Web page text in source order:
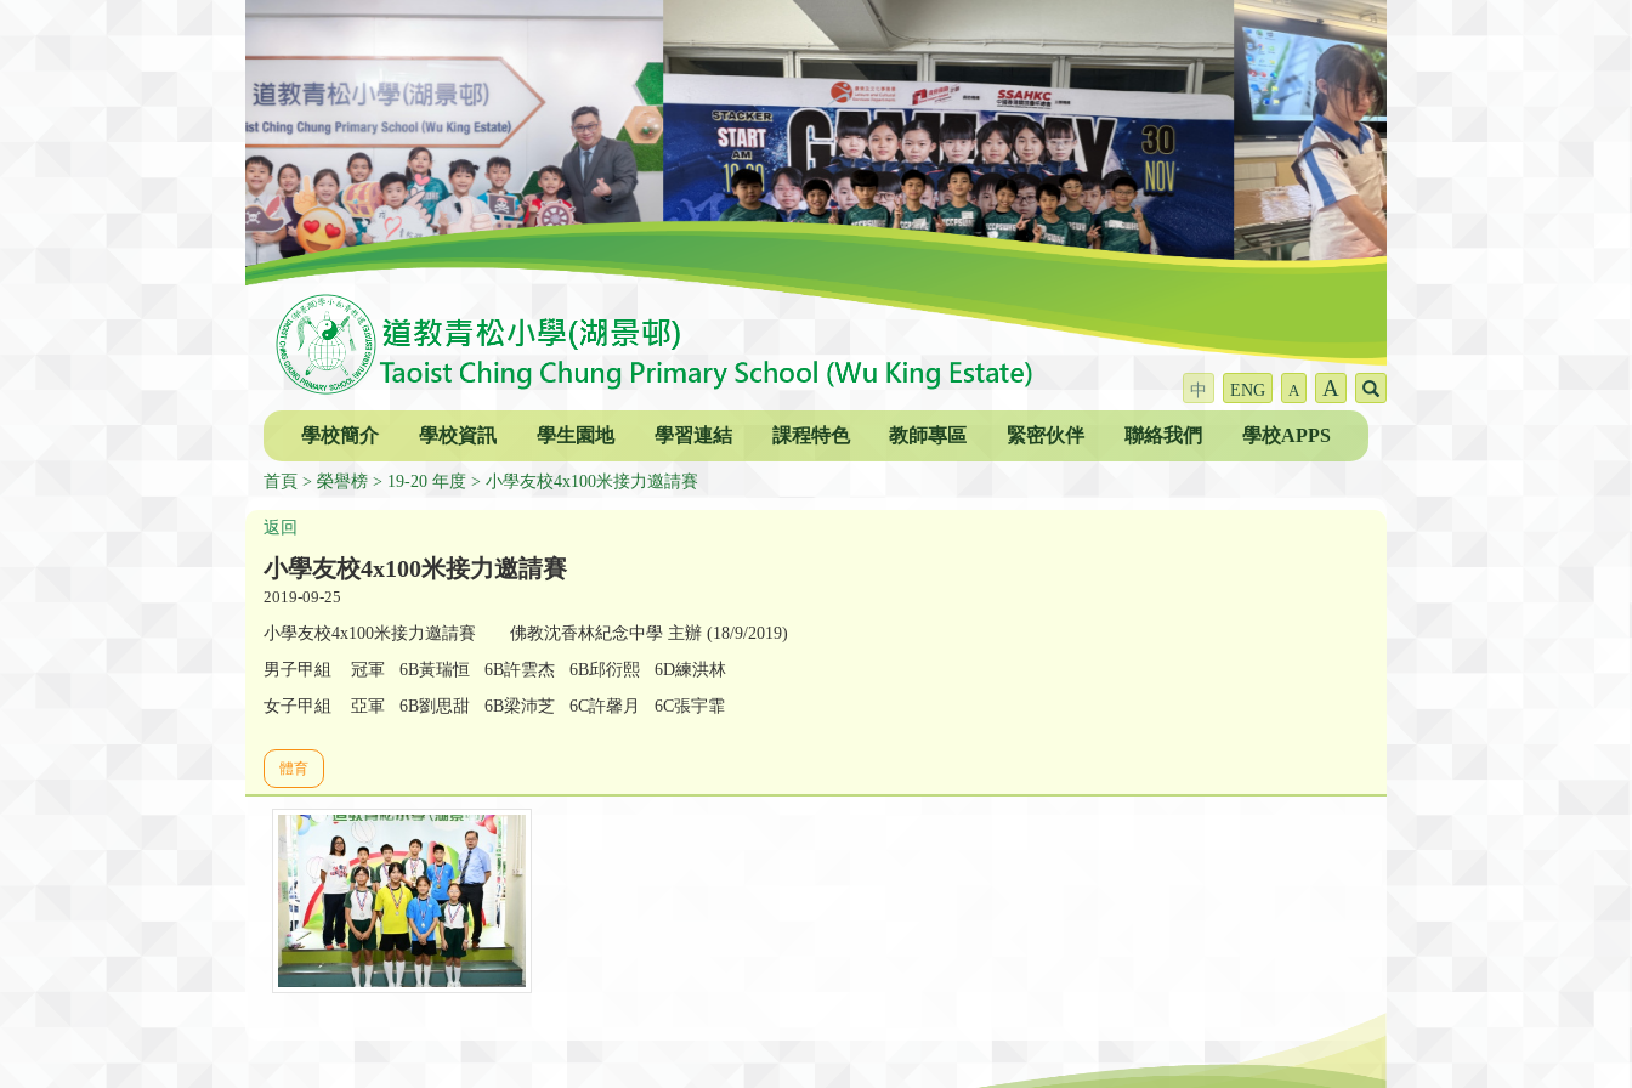
中 ENG A A
學校簡介 學校資訊 學生園地 學習連結 課程特色 教師專區 緊密伙伴 聯絡我們 學校APPS
首頁 榮譽榜 19-20 年度 小學友校4x100米接力邀請賽
返回
小學友校4x100米接力邀請賽
2019-09-25
小學友校4x100米接力邀請賽 佛教沈香林紀念中學 主辦 (18/9/2019)
男子甲組 冠軍 6B黃瑞恒 6B許雲杰 6B邱衍熙 6D練洪林
女子甲組 亞軍 6B劉思甜 6B梁沛芝 6C許馨月 6C張宇霏
體育